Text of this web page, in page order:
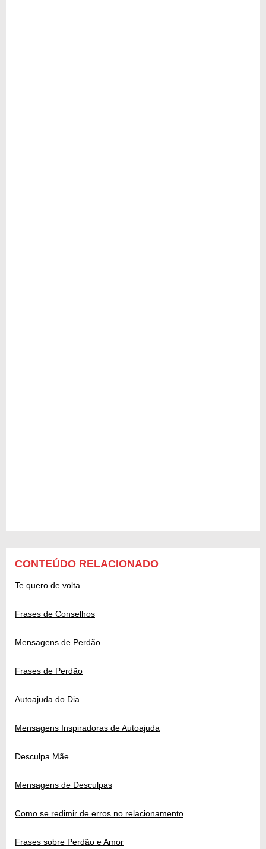
CONTEÚDO RELACIONADO
Te quero de volta
Frases de Conselhos
Mensagens de Perdão
Frases de Perdão
Autoajuda do Dia
Mensagens Inspiradoras de Autoajuda
Desculpa Mãe
Mensagens de Desculpas
Como se redimir de erros no relacionamento
Frases sobre Perdão e Amor